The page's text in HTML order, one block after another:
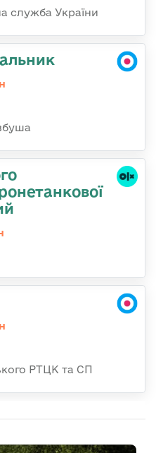
служба України
РТЦК та СП